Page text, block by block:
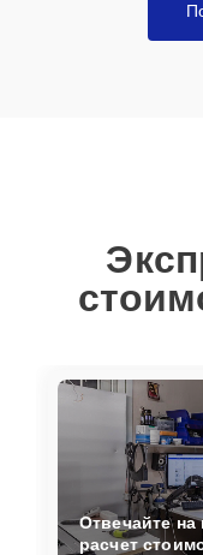
Отвечайте
расчет